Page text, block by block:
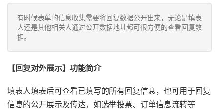
有时候表单的信息收集需要将回复数据公开出来，无论是填表
人还是其他相关人通过公开数据地址都可很方便的查看回复数
据。
【回复对外展示】功能简介
填表人填表后可查看已填写的所有回复信息，也可用于回复
信息的公开展示及传达，如选举投票、订单信息流转等